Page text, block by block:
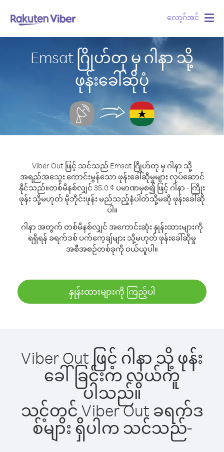
လော့ဂ်အင်
Emsat ဂြိုဟ်တု မှ ဂါနာ သို့
ဖုန်းခေါ်ဆိုပုံ
Viber Out ဖြင့် သင်သည် Emsat ဂြိုဟ်တု မှ ဂါနာ သို့
အရည်အသွေး ကောင်းမွန်သော ဖုန်းခေါ်ဆိုမှုများ လုပ်ဆောင်
နိုင်သည်။တစ်မိနစ်လျှင် 35.0 ¢ ပမာဏမှစ၍ ဖြင့် ဂါနာ - ကြိုး
ဖုန်း သို့မဟုတ် မိုဘိုင်းဖုန်း မည်သည့်နံပါတ်သို့မဆို ဖုန်းခေါ်ဆို
ပါ။
ဂါနာ အတွက် တစ်မိနစ်လျှင် အကောင်းဆုံး နှုန်းထားများကို
ရရှိရန် ခရက်ဒစ် ပက်ကေ့ချ်များ သို့မဟုတ် ဖုန်းခေါ်ဆိုမှု
အစီအစဉ်တစ်ခုကို ဝယ်ယူပါ။
နှုန်းထားများကို ကြည့်ပါ
Viber Out ဖြင့် ဂါနာ သို့ ဖုန်း
ခေါ်ခြင်းက လွယ်ကူ
ပါသည်။
သင့်တွင် Viber Out ခရက်ဒ
စ်များ ရှိပါက သင်သည်-